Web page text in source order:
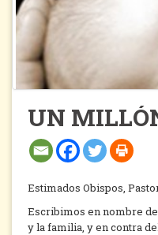
UN
Estimados Obispos,
Escribimos en nombre
y la familia, y en contra